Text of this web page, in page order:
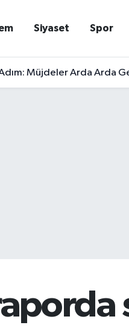
Siyaset Spor
Müjdeler Arda Arda